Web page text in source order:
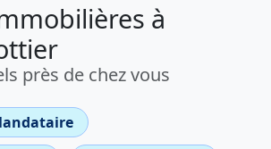
à
près de chez vous